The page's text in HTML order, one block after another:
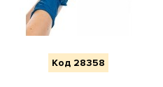
Код 28358